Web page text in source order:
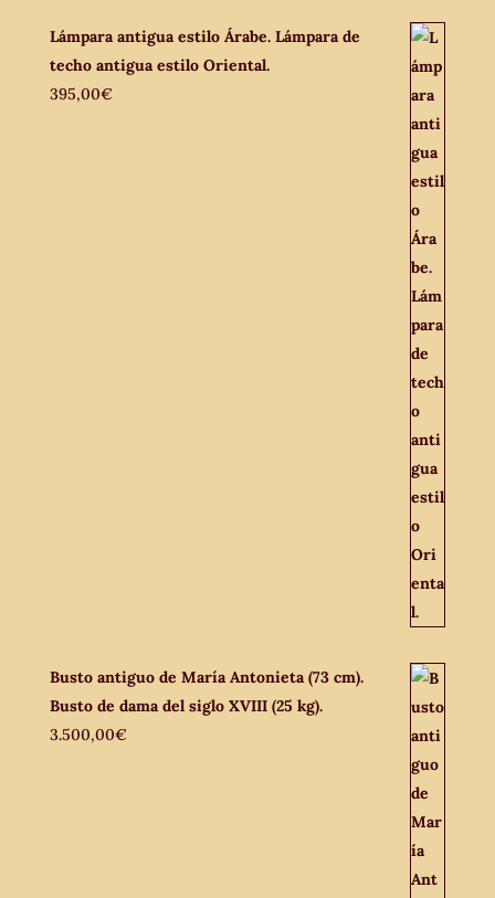
Lámpara antigua estilo Árabe. Lámpara de
techo antigua estilo Oriental.
395,00€
Busto antiguo de María Antonieta (73 cm).
Busto de dama del siglo XVIII (25 kg).
3.500,00€